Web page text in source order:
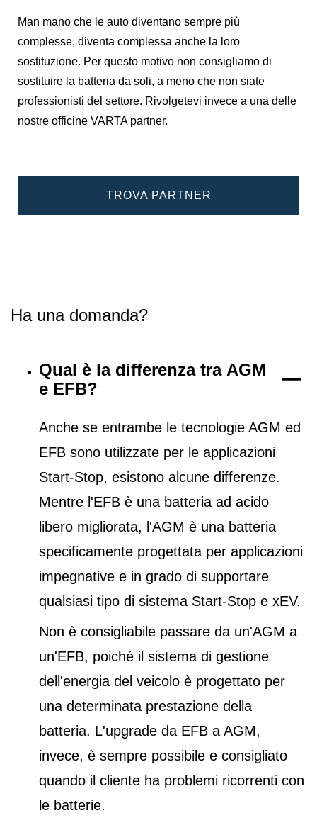
Man mano che le auto diventano sempre più
complesse, diventa complessa anche la loro
sostituzione. Per questo motivo non consigliamo di
sostituire la batteria da soli, a meno che non siate
professionisti del settore. Rivolgetevi invece a una delle
nostre officine VARTA partner.
TROVA PARTNER
Ha una domanda?
Qual è la differenza tra AGM
e EFB?
Anche se entrambe le tecnologie AGM ed
EFB sono utilizzate per le applicazioni
Start-Stop, esistono alcune differenze.
Mentre l'EFB è una batteria ad acido
libero migliorata, l'AGM è una batteria
specificamente progettata per applicazioni
impegnative e in grado di supportare
qualsiasi tipo di sistema Start-Stop e xEV.
Non è consigliabile passare da un'AGM a
un'EFB, poiché il sistema di gestione
dell'energia del veicolo è progettato per
una determinata prestazione della
batteria. L'upgrade da EFB a AGM,
invece, è sempre possibile e consigliato
quando il cliente ha problemi ricorrenti con
le batterie.